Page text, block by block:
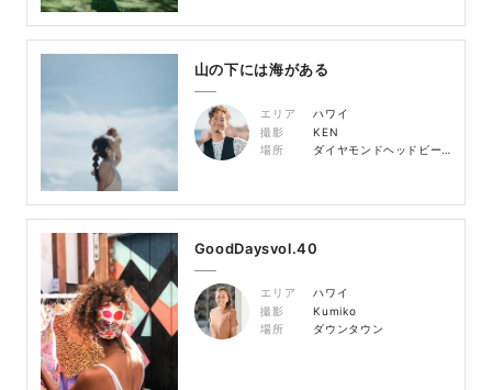
山の下には海がある
エリア
ハワイ
撮影
KEN
場所
ダイヤモンドヘッドビーチ
GoodDaysvol.40
エリア
ハワイ
撮影
Kumiko
場所
ダウンタウン